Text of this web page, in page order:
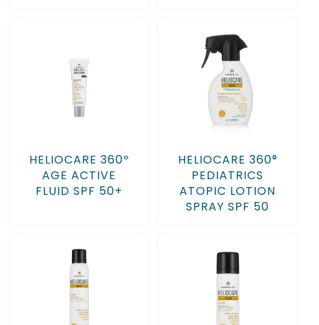
HELIOCARE 360º
AGE ACTIVE
FLUID SPF 50+
HELIOCARE 360°
PEDIATRICS
ATOPIC LOTION
SPRAY SPF 50